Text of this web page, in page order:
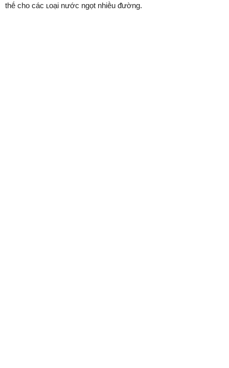
thḗ cho các ʟoại nước ngọt nhiḕu ᵭường.